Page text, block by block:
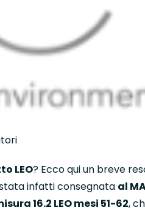
LEO? Ecco qui un breve
infatti consegnata al
16.2 LEO mesi 51-62,